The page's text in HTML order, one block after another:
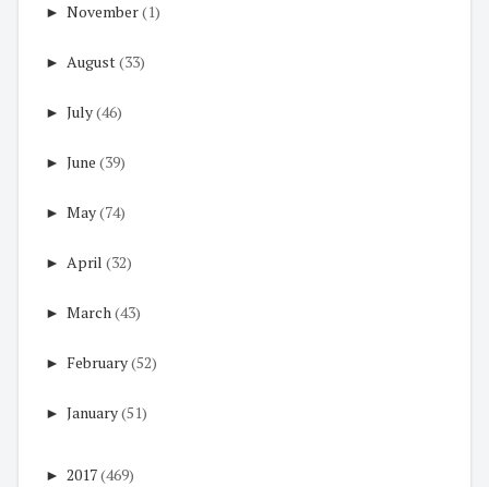
► November(1)
► August(33)
► July(46)
► June (39)
► May(74)
► April (32)
► March(43)
► February(52)
► January(51)
► 2017(469)